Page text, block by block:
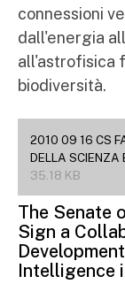
connessioni
dall'energia
all'astrofisica
biodiversità.
2010 09 16 CS
DELLA SCIENZA
35.18 KB
The Senate
Sign a
Intelligence